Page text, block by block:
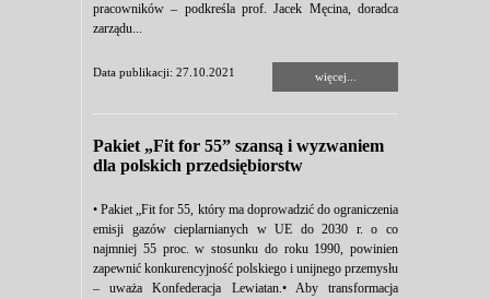
pracowników – podkreśla prof. Jacek Męcina, doradca
zarządu...
Data publikacji: 27.10.2021 więcej...
Pakiet „Fit for 55” szansą i wyzwaniem
dla polskich przedsiębiorstw
• Pakiet „Fit for 55, który ma doprowadzić do ograniczenia
emisji gazów cieplarnianych w UE do 2030 r. o co
najmniej 55 proc. w stosunku do roku 1990, powinien
zapewnić konkurencyjność polskiego i unijnego przemysłu
– uważa Konfederacja Lewiatan.• Aby transformacja